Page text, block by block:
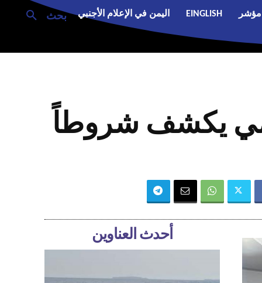
بحث مؤشر EINGLISH اليمن في الإعلام الأجنبي
يكشف شروطاً
أحدث العناوين